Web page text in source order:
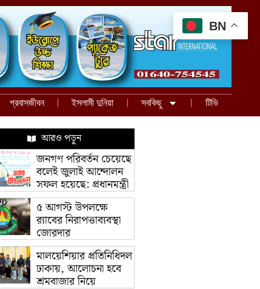
প্রবাসজীবন ইসলামী দুনিয়া সবকিছু টিভি
আরও পড়ুন
জনগণ পরিবর্তন চেয়েছে
বলেই জুলাই আন্দোলন
সফল হয়েছে: প্রধানমন্ত্রী
৫ আগস্ট উপলক্ষে
র‌্যাবের নিরাপত্তাব্যবস্থা
জোরদার
মালয়েশিয়ার প্রতিনিধিদল
ঢাকায়, আলোচনা হবে
শ্রমবাজার নিয়ে
BN